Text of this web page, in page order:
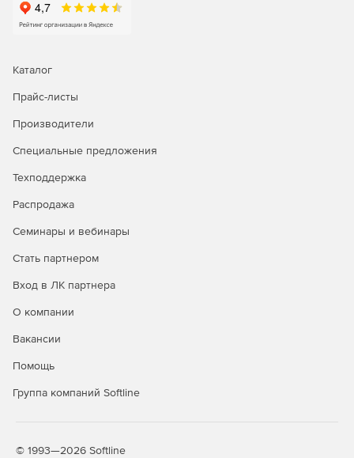
Каталог
Прайс-листы
Производители
Специальные предложения
Техподдержка
Распродажа
Семинары и вебинары
Стать партнером
Вход в ЛК партнера
О компании
Вакансии
Помощь
Группа компаний Softline
© 1993—2026 Softline